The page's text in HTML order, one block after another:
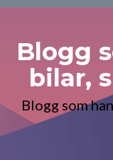
Blogg
bilar,
Blogg som